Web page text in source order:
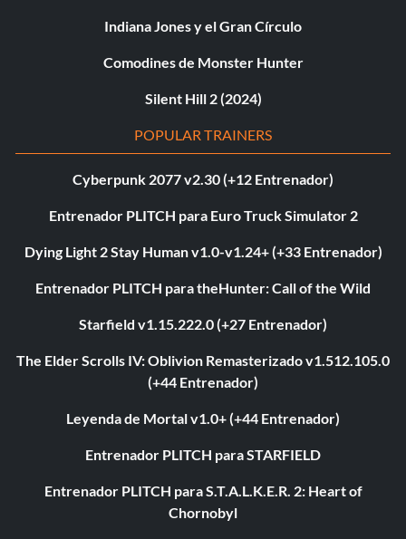
Indiana Jones y el Gran Círculo
Comodines de Monster Hunter
Silent Hill 2 (2024)
POPULAR TRAINERS
Cyberpunk 2077 v2.30 (+12 Entrenador)
Entrenador PLITCH para Euro Truck Simulator 2
Dying Light 2 Stay Human v1.0-v1.24+ (+33 Entrenador)
Entrenador PLITCH para theHunter: Call of the Wild
Starfield v1.15.222.0 (+27 Entrenador)
The Elder Scrolls IV: Oblivion Remasterizado v1.512.105.0
(+44 Entrenador)
Leyenda de Mortal v1.0+ (+44 Entrenador)
Entrenador PLITCH para STARFIELD
Entrenador PLITCH para S.T.A.L.K.E.R. 2: Heart of
Chornobyl